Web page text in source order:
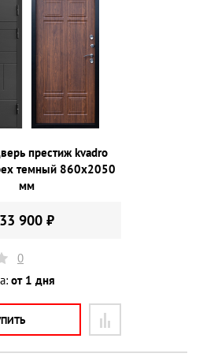
престиж kvadro
темный 860х2050
мм
33 900 ₽
0
от 1 дня